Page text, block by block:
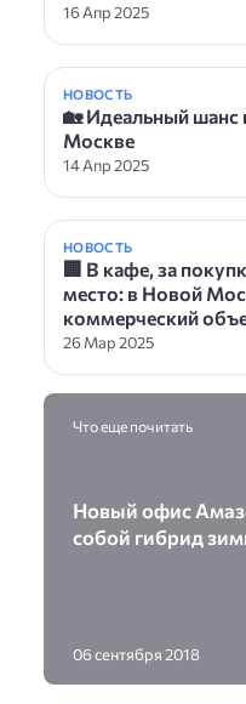
16 Апр 2025
НОВОСТЬ
🏡 Идеальный шанс
Москве
14 Апр 2025
НОВОСТЬ
🏢 В кафе, за
место: в Новой
коммерческий
26 Мар 2025
Что еще почитать
Новый офис
собой гибрид
06 сентября 2018